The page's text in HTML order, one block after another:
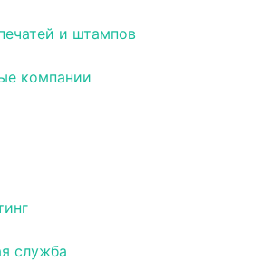
и штампов
компании
служба